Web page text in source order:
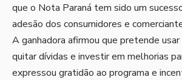
que o Nota Paraná tem sido um
adesão dos consumidores e
A ganhadora afirmou que pretende
quitar dívidas e investir em melhorias
expressou gratidão ao programa e